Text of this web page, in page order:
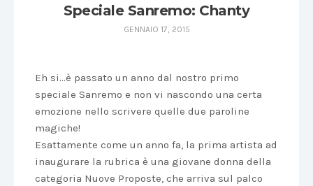
Speciale Sanremo: Chanty
GENNAIO 17, 2015
Eh si…è passato un anno dal nostro primo
speciale Sanremo e non vi nascondo una certa
emozione nello scrivere quelle due paroline
magiche!
Esattamente come un anno fa, la prima artista ad
inaugurare la rubrica è una giovane donna della
categoria Nuove Proposte, che arriva sul palco